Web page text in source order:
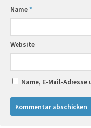
Name*
Website
Name, E-Mail-